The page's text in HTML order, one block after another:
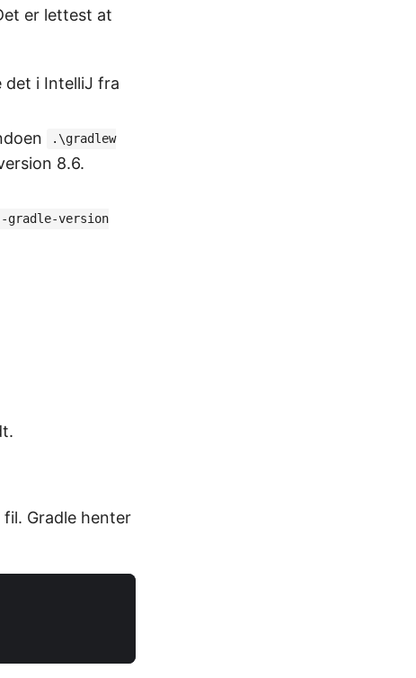
er lettest at
det i IntelliJ fra
.\gradlew
8.6.
gradle-version
fil. Gradle henter